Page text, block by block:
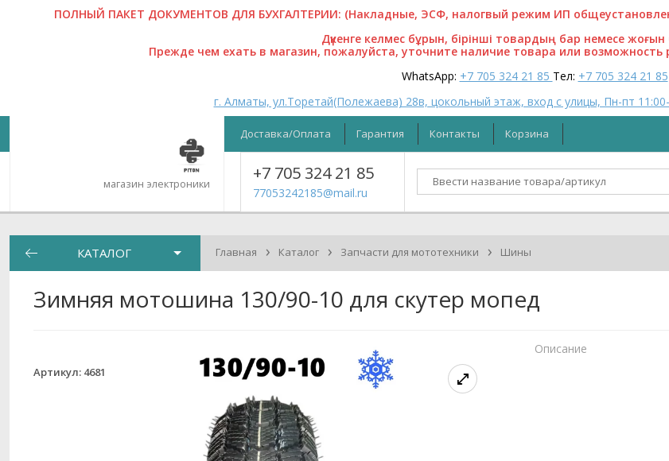
ПОЛНЫЙ ПАКЕТ ДОКУМЕНТОВ ДЛЯ БУХГАЛТЕРИИ: (Накладные, ЭСФ, налогвый режим ИП
Дүкенге келмес бұрын, бірінші товардың бар немесе жоғын
Прежде чем ехать в магазин, пожалуйста, уточните наличие товара или
WhatsApp: +7 705 324 21 85 Тел: +7 705 324 21 85
г. Алматы, ул.Торетай(Полежаева) 28в, цокольный этаж, вход с улицы, Пн-пт
магазин электроники
Доставка/Оплата Гарантия Контакты Корзина
+7 705 324 21 85
77053242185@mail.ru
КАТАЛОГ Главная › Каталог › Запчасти для мототехники › Шины
Зимняя мотошина 130/90-10 для скутер мопед
Артикул: 4681
Описание